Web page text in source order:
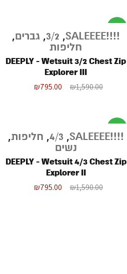
!!!!SALEEEE
,
3/2
, גברים,
חליפות
DEEPLY - Wetsuit 3/2 Chest Zip
Explorer III
₪1,590.00
₪795.00
!!!!SALEEEE
,
4/3
, חליפות,
נשים
DEEPLY - Wetsuit 4/3 Chest Zip
Explorer II
₪1,590.00
₪795.00